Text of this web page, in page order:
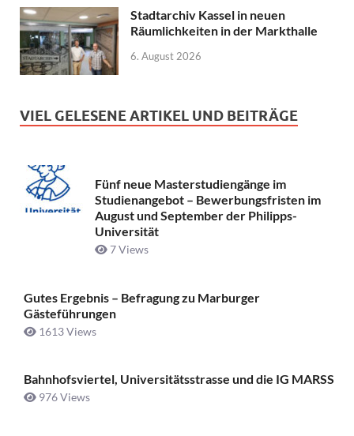
Stadtarchiv Kassel in neuen
Räumlichkeiten in der Markthalle
6. August 2026
VIEL GELESENE ARTIKEL UND BEITRÄGE
Fünf neue Masterstudiengänge im
Studienangebot – Bewerbungsfristen im
August und September der Philipps-
Universität
7 Views
Gutes Ergebnis – Befragung zu Marburger
Gästeführungen
1613 Views
Bahnhofsviertel, Universitätsstrasse und die IG MARSS
976 Views